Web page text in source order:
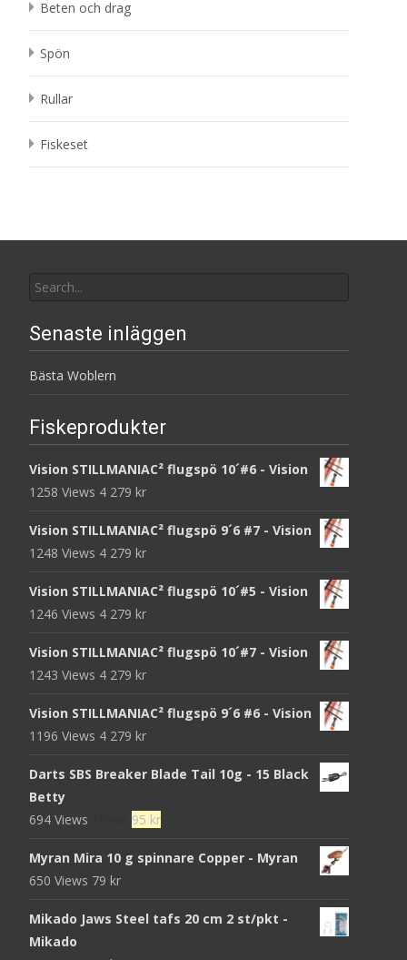
Beten och drag
Spön
Rullar
Fiskeset
for:
Senaste inläggen
Bästa Woblern
Fiskeprodukter
Vision STILLMANIAC² flugspö 10´#6 - Vision
1258 Views 4 279 kr
Vision STILLMANIAC² flugspö 9´6 #7 - Vision
1248 Views 4 279 kr
Vision STILLMANIAC² flugspö 10´#5 - Vision
1246 Views 4 279 kr
Vision STILLMANIAC² flugspö 10´#7 - Vision
1243 Views 4 279 kr
Vision STILLMANIAC² flugspö 9´6 #6 - Vision
1196 Views 4 279 kr
Darts SBS Breaker Blade Tail 10g - 15 Black
Betty
694 Views
Det
priset
105 kr.
95 krDet
priset
95 kr.
Myran Mira 10 g spinnare Copper - Myran
650 Views 79 kr
Mikado Jaws Steel tafs 20 cm 2 st/pkt -
Mikado